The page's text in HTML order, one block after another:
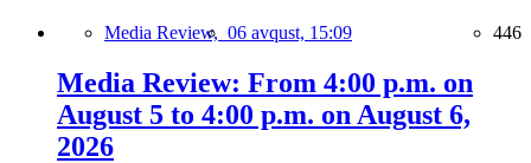
Media Review, 06 avqust, 15:09 446
Media Review: From 4:00 p.m. on
August 5 to 4:00 p.m. on August 6,
2026